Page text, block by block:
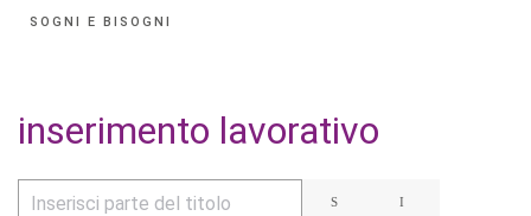
SOGNI E BISOGNI
inserimento lavorativo
Inserisci parte del titolo